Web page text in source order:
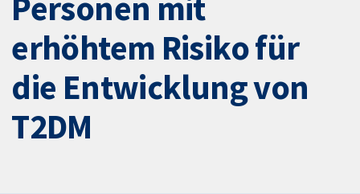
erhöhtem Risiko für
die Entwicklung von
T2DM